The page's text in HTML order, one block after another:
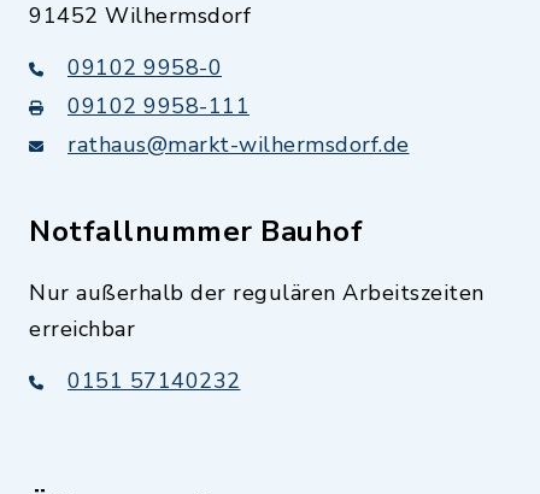
91452 Wilhermsdorf
09102 9958-0
09102 9958-111
rathaus@markt-wilhermsdorf.de
Notfallnummer Bauhof
Nur außerhalb der regulären Arbeitszeiten
erreichbar
0151 57140232